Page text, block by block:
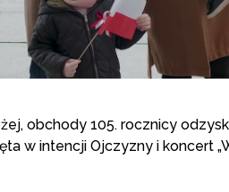
obchody 105. rocznicy
w intencji Ojczyzny i koncert